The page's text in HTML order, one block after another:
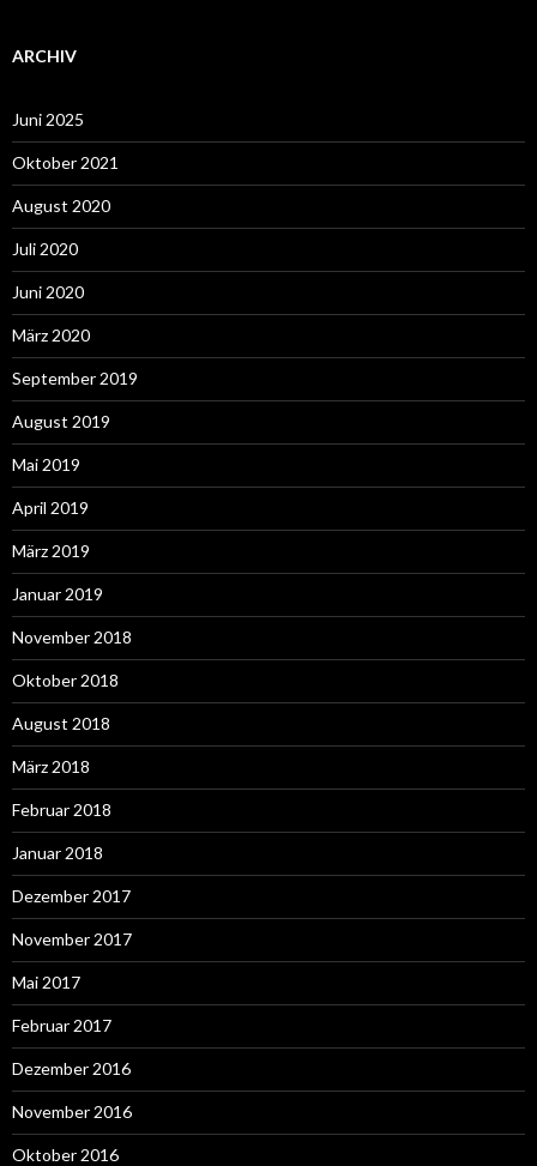
ARCHIV
Juni 2025
Oktober 2021
August 2020
Juli 2020
Juni 2020
März 2020
September 2019
August 2019
Mai 2019
April 2019
März 2019
Januar 2019
November 2018
Oktober 2018
August 2018
März 2018
Februar 2018
Januar 2018
Dezember 2017
November 2017
Mai 2017
Februar 2017
Dezember 2016
November 2016
Oktober 2016